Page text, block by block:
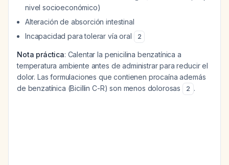
nivel socioeconómico)
Alteración de absorción intestinal
Incapacidad para tolerar vía oral
2
Nota práctica: Calentar la penicilina benzatínica a
temperatura ambiente antes de administrar para reducir el
dolor. Las formulaciones que contienen procaína además
de benzatínica (Bicillin C-R) son menos dolorosas
2 .